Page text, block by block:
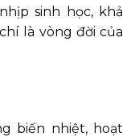
sinh học, khả
là vòng đời của
biến nhiệt, hoạt